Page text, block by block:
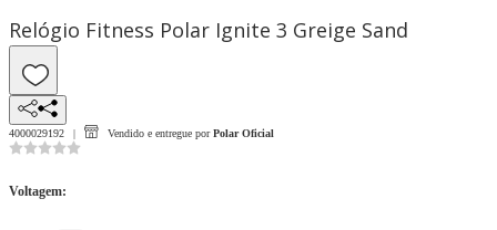
Relógio Fitness Polar Ignite 3 Greige Sand
4000029192 Vendido e entregue por Polar Oficial
Voltagem: